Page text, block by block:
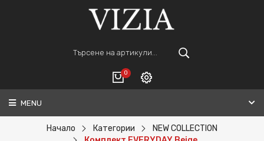
0
ВАШАТА КОЛИЧКА Е ПРАЗНА.
Регистрация
MENU
Начало Категории
NEW COLLECTION